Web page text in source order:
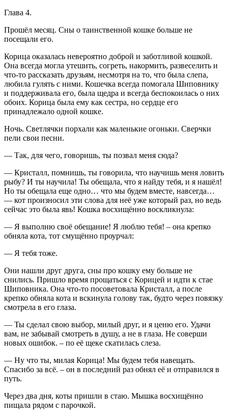
Глава 4.
Прошёл месяц. Сны о таинственной кошке больше не
посещали его.
Корица оказалась невероятно доброй и заботливой кошкой.
Она всегда могла утешить, согреть, накормить, развеселить и
что-то рассказать друзьям, несмотря на то, что была слепа,
любила гулять с ними. Кошечка всегда помогала Шиповнику
и поддерживала его, была щедра и всегда беспокоилась о них
обоих. Корица была ему как сестра, но сердце его
принадлежало одной кошке.
Ночь. Светлячки порхали как маленькие огоньки. Сверчки
пели свои песни.
— Так, для чего, говоришь, ты позвал меня сюда?
— Кристалл, помнишь, ты говорила, что научишь меня ловить
рыбу? И ты научила! Ты обещала, что я найду тебя, и я нашёл!
Но ты обещала еще одно… что мы будем вместе, навсегда…
— кот произносил эти слова для неё уже который раз, но ведь
сейчас это была явь! Кошка восхищённо воскликнула:
— Я выполню своё обещание! Я люблю тебя! – она крепко
обняла кота, тот смущённо проурчал:
— Я тебя тоже.
Они нашли друг друга, сны про кошку ему больше не
снились. Пришло время прощаться с Корицей и идти к стае
Шиповника. Она что-то посоветовала Кристалл, а после
крепко обняла кота и вскинула голову так, будто через повязку
смотрела в его глаза.
— Ты сделал свою выбор, милый друг, и я ценю его. Удачи
вам, не забывай смотреть в душу, а не в глаза. Не соверши
новых ошибок. – по её щеке скатилась слеза.
— Ну что ты, милая Корица! Мы будем тебя навещать.
Спасибо за всё. – он в последний раз обнял её и отправился в
путь.
Через два дня, коты пришли в стаю. Мышка восхищённо
пищала рядом с парочкой.